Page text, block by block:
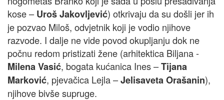
kose – Uroš Jakovljević) otkrivaju da su došli jer ih
je pozvao Miloš, odvjetnik koji je vodio njihove
razvode. I dalje ne vide povod okupljanju dok ne
počnu redom pristizati žene (arhitektica Biljana -
Milena Vasić, bogata kućanica Ines –Tijana
Marković, pjevačica Lejla –Jelisaveta Orašanin),
njihove bivše supruge.